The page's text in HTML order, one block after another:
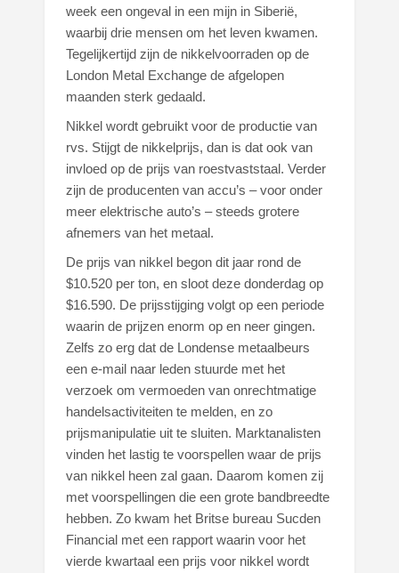
week een ongeval in een mijn in Siberië,
waarbij drie mensen om het leven kwamen.
Tegelijkertijd zijn de nikkelvoorraden op de
London Metal Exchange de afgelopen
maanden sterk gedaald.
Nikkel wordt gebruikt voor de productie van
rvs. Stijgt de nikkelprijs, dan is dat ook van
invloed op de prijs van roestvaststaal. Verder
zijn de producenten van accu’s – voor onder
meer elektrische auto’s – steeds grotere
afnemers van het metaal.
De prijs van nikkel begon dit jaar rond de
$10.520 per ton, en sloot deze donderdag op
$16.590. De prijsstijging volgt op een periode
waarin de prijzen enorm op en neer gingen.
Zelfs zo erg dat de Londense metaalbeurs
een e-mail naar leden stuurde met het
verzoek om vermoeden van onrechtmatige
handelsactiviteiten te melden, en zo
prijsmanipulatie uit te sluiten. Marktanalisten
vinden het lastig te voorspellen waar de prijs
van nikkel heen zal gaan. Daarom komen zij
met voorspellingen die een grote bandbreedte
hebben. Zo kwam het Britse bureau Sucden
Financial met een rapport waarin voor het
vierde kwartaal een prijs voor nikkel wordt